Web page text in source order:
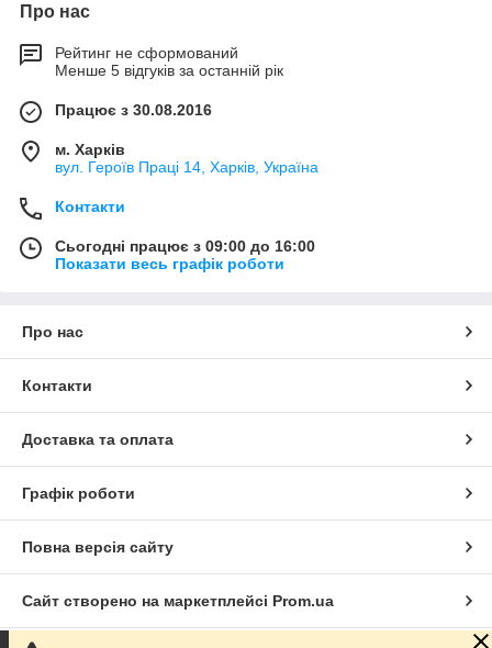
Про нас
Рейтинг не сформований
Менше 5 відгуків за останній рік
Працює з 30.08.2016
м. Харків
вул. Героїв Праці 14, Харків, Україна
Контакти
Сьогодні працює з 09:00 до 16:00
Показати весь графік роботи
Про нас
Контакти
Доставка та оплата
Графік роботи
Повна версія сайту
Сайт створено на маркетплейсі Prom.ua